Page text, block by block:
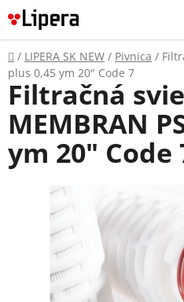
Prejsť
na
obsah
Domov
/ LIPERA SK NEW / Pivnica /
plus 0,45 ym 20" Code 7
Filtračná
MEMBRAN
ym 20" Code